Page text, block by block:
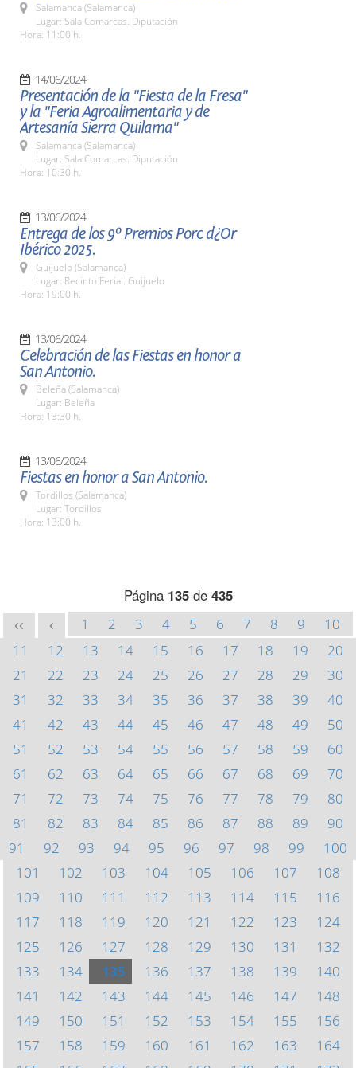
Salamanca (Salamanca)
Lugar: Sala Comarcas. Diputación
Hora: 11:00 h.
14/06/2024
Presentación de la "Fiesta de la Fresa"
y la "Feria Agroalimentaria y de
Artesanía Sierra Quilama"
Salamanca (Salamanca)
Lugar: Sala Comarcas. Diputación
Hora: 10:30 h.
13/06/2024
Entrega de los 9º Premios Porc d¿Or
Ibérico 2025.
Guijuelo (Salamanca)
Lugar: Recinto Ferial. Guijuelo
Hora: 19:00 h.
13/06/2024
Celebración de las Fiestas en honor a
San Antonio.
Beleña (Salamanca)
Lugar: Beleña
Hora: 13:30 h.
13/06/2024
Fiestas en honor a San Antonio.
Tordillos (Salamanca)
Lugar: Tordillos
Hora: 13:00 h.
Página 135de 435
<< < 1 2 3 4 5 6 7 8 9
10
11
12 13 14 15 16 17 18 19
20
21
22 23 24 25 26 27 28 29
30
31
32 33 34 35 36 37 38 39
40
41
42 43 44 45 46 47 48 49
50
51
52 53 54 55 56 57 58 59
60
61
62 63 64 65 66 67 68 69
70
71
72 73 74 75 76 77 78 79
80
81
82 83 84 85 86 87 88 89
90
91
92 93 94 95 96 97 98 99
100
101
102 103 104 105 106 107
108
109
110 111 112 113 114 115
116
117
118 119 120 121 122 123
124
125
126 127 128 129 130 131
132
133
134 135 136 137 138 139
140
141
142 143 144 145 146 147
148
149
150 151 152 153 154 155
156
157
158 159 160 161 162 163
164